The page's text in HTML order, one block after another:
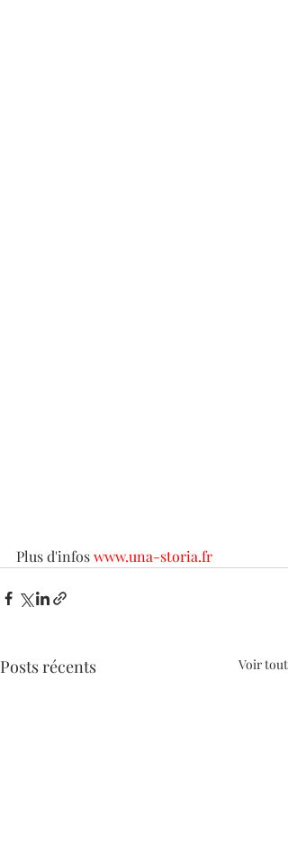
Plus d'infos www.una-storia.fr
Posts récents Voir tout